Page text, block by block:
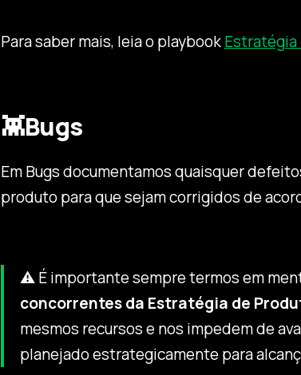
Para saber mais, leia o playbook
👾Bugs
Em Bugs documentamos quaisquer
produto para que sejam corrigidos de
⚠️ É importante sempre termos em
concorrentes da Estratégia de
mesmos recursos e nos impedem de
planejado estrategicamente para